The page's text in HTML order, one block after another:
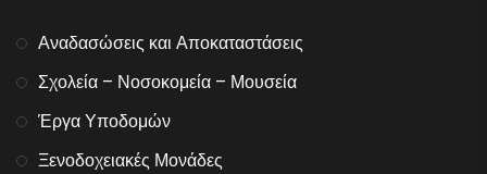
Αναδασώσεις και Αποκαταστάσεις
Σχολεία – Νοσοκομεία – Μουσεία
Έργα Υποδομών
Ξενοδοχειακές Μονάδες